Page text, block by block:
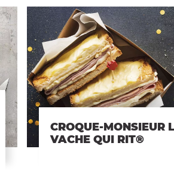
CROQUE-MONSIEUR
VACHE QUI RIT®